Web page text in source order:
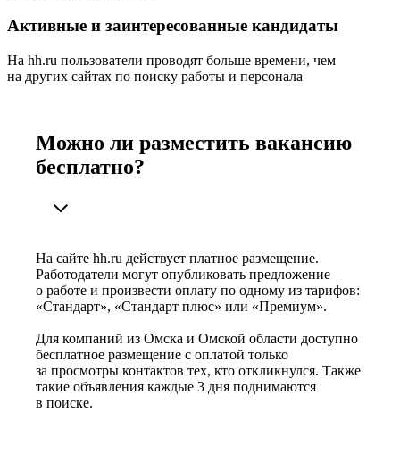
Активные и заинтересованные кандидаты
На hh.ru пользователи проводят больше времени, чем
на других сайтах по поиску работы и персонала
Можно ли разместить вакансию
бесплатно?
На сайте hh.ru действует платное размещение.
Работодатели могут опубликовать предложение
о работе и произвести оплату по одному из тарифов:
«Стандарт», «Стандарт плюс» или «Премиум».
Для компаний из Омска и Омской области доступно
бесплатное размещение с оплатой только
за просмотры контактов тех, кто откликнулся. Также
такие объявления каждые 3 дня поднимаются
в поиске.